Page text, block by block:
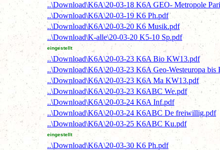
..\Download\K6A\20-03-18 K6A GEO- Metropole
..\Download\K6A\20-03-19 K6 Ph.pdf
..\Download\K6A\20-03-20 K6 Musik.pdf
..\Download\K-alle\20-03-20 K5-10 Sp.pdf
eingestellt
..\Download\K6A\20-03-23 K6A Bio KW13.pdf
..\Download\K6A\20-03-23 K6A Geo-Westeuropa bis
..\Download\K6A\20-03-23 K6A Ma KW13.pdf
..\Download\K6A\20-03-23 K6ABC We.pdf
..\Download\K6A\20-03-24 K6A Inf.pdf
..\Download\K6A\20-03-24 K6ABC De freiwillig.pdf
..\Download\K6A\20-03-25 K6ABC Ku.pdf
eingestellt
..\Download\K6A\20-03-30 K6 Ph.pdf